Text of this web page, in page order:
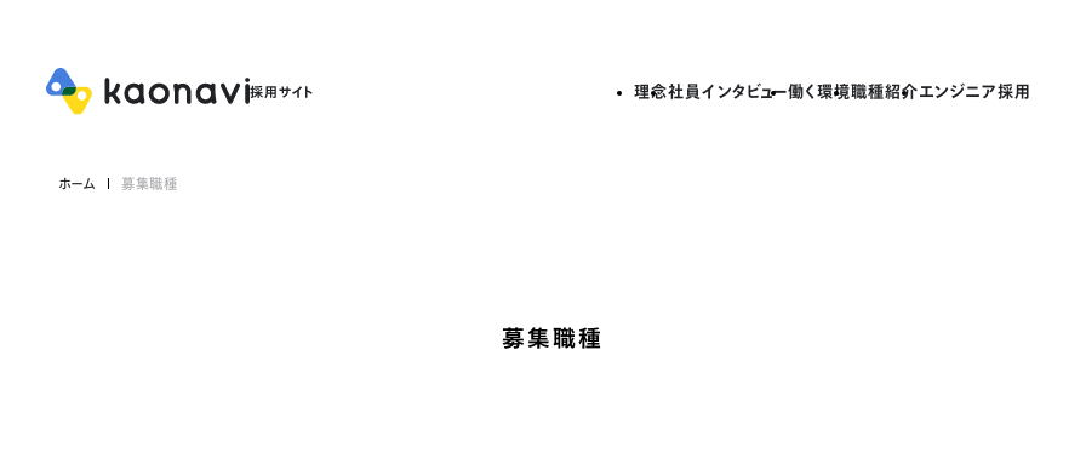
理念社員インタビュー働く環境職種紹介エンジニア採用
ホーム 募集職種
募集職種